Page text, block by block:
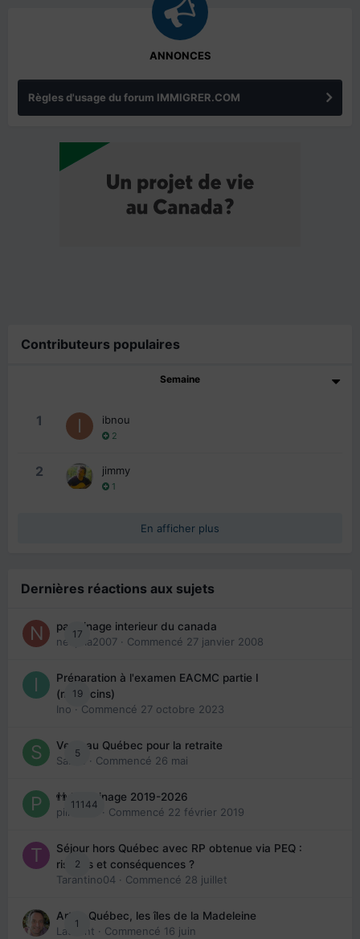
ANNONCES
Règles d'usage du forum IMMIGRER.COM
Contributeurs populaires
Semaine
1 ibnou
2
2 jimmy
1
En afficher plus
Dernières réactions aux sujets
17
parrainage interieur du canada
nedjma2007 · Commencé 27 janvier 2008
19
Préparation à l'examen EACMC partie I
(médecins)
Ino · Commencé 27 octobre 2023
5
Venir au Québec pour la retraite
Sab74
· Commencé 26 mai
11144
👬 Parrainage 2019-2026
piinoush · Commencé 22 février 2019
2
Séjour hors Québec avec RP obtenue via PEQ :
risques et conséquences ?
Tarantino04 · Commencé 28 juillet
1
Arte : Québec, les îles de la Madeleine
Laurent · Commencé 16 juin